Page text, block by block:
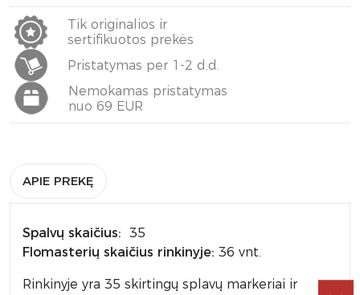
Tik originalios ir
sertifikuotos prekės
Pristatymas per 1-2 d.d.
Nemokamas pristatymas
nuo 69 EUR
APIE PREKĘ
Spalvų skaičius: 35
Flomasterių skaičius rinkinyje: 36 vnt.
Rinkinyje yra 35 skirtingų splavų markeriai ir